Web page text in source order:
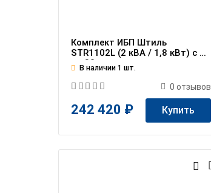
Комплект ИБП Штиль
STR1102L (2 кВА / 1,8 кВт) c АБ
на 80 мин
В наличии 1 шт.
0 отзывов
242 420 ₽ Купить